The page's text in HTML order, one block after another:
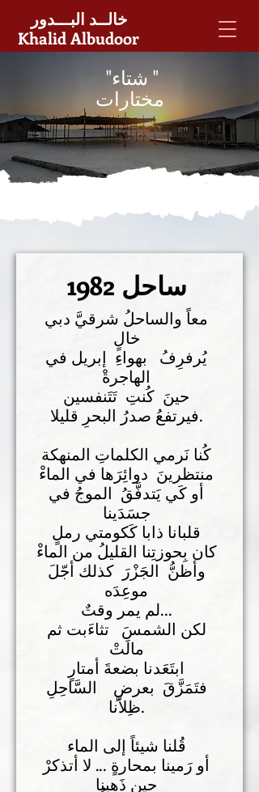
خالــد البـــدور
Khalid Albudoor
" شتاء"
مختارات
ساحل 1982
معاً والساحلُ شرقيَّ دبي
خالٍ
يُرفرِفُ بهواءِ إبريل في
الهاجرةْ
حينَ كُنتِ تَتَنفسين
فيرتفعُ صدرُ البحرِ قليلا.
كُنا نَرمي الكلماتِ المنهكة
منتظرينَ دوائِرَها في الماءْ
أو كَي يَتدفَّقُ الموجُ في
جسَدَينا
قلبانا ذابا كَكومتي رملٍ
كان بِحوزتِنا القليلُ من الماءْ
وأظنُّ الجَزْرَ كذلك أجّلَ
موعِدَه
لم يمر وقتٌ...
لكن الشمسَ تثاءَبت ثم
مالَتْ
ابتَعَدنا بضعةَ أمتارٍ
فتَمَزَّقَ بعرضِ السَّاحِلِ
ظِلاّنا.
قُلنا شيئاً إلى الماء
أو رَمينا بمحارةٍ ... لا أتذكرْ
حين ذَهبنا